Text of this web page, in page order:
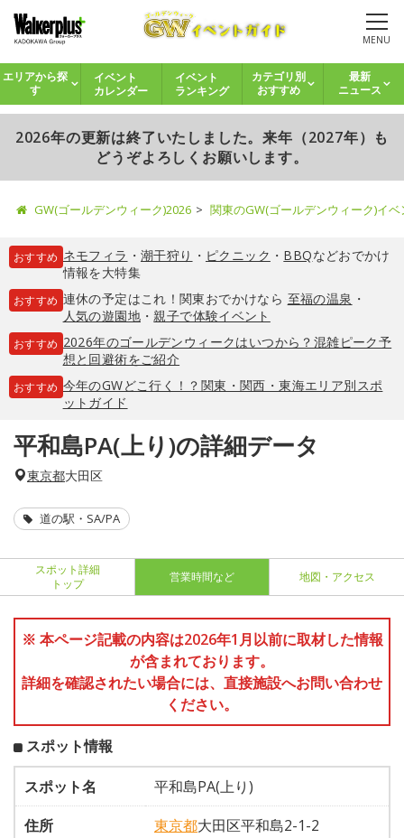
MENU
エリアから探
す
イベント
カレンダー
イベント
ランキング
カテゴリ別
おすすめ
最新
ニュース
2026年の更新は終了いたしました。来年（2027年）も
どうぞよろしくお願いします。
GW(ゴールデンウィーク)2026 関東のGW(ゴールデンウィーク)イ
おすすめ ネモフィラ ・ 潮干狩り ・ ピクニック ・ BBQなどおでかけ
情報を大特集
おすすめ 連休の予定はこれ！関東おでかけなら 至福の温泉 ・
人気の遊園地・親子で体験イベント
おすすめ 2026年のゴールデンウィークはいつから？混雑ピーク予
想と回避術をご紹介
おすすめ 今年のGWどこ行く！？関東・関西・東海エリア別スポ
ットガイド
平和島PA(上り)の詳細データ
東京都大田区
道の駅・SA/PA
スポット詳細
トップ
営業時間など 地図・アクセス
※ 本ページ記載の内容は2026年1月以前に取材した情報
が含まれております。
詳細を確認されたい場合には、直接施設へお問い合わせ
ください。
スポット情報
スポット名
平和島PA(上り)
住所
東京都大田区平和島2-1-2